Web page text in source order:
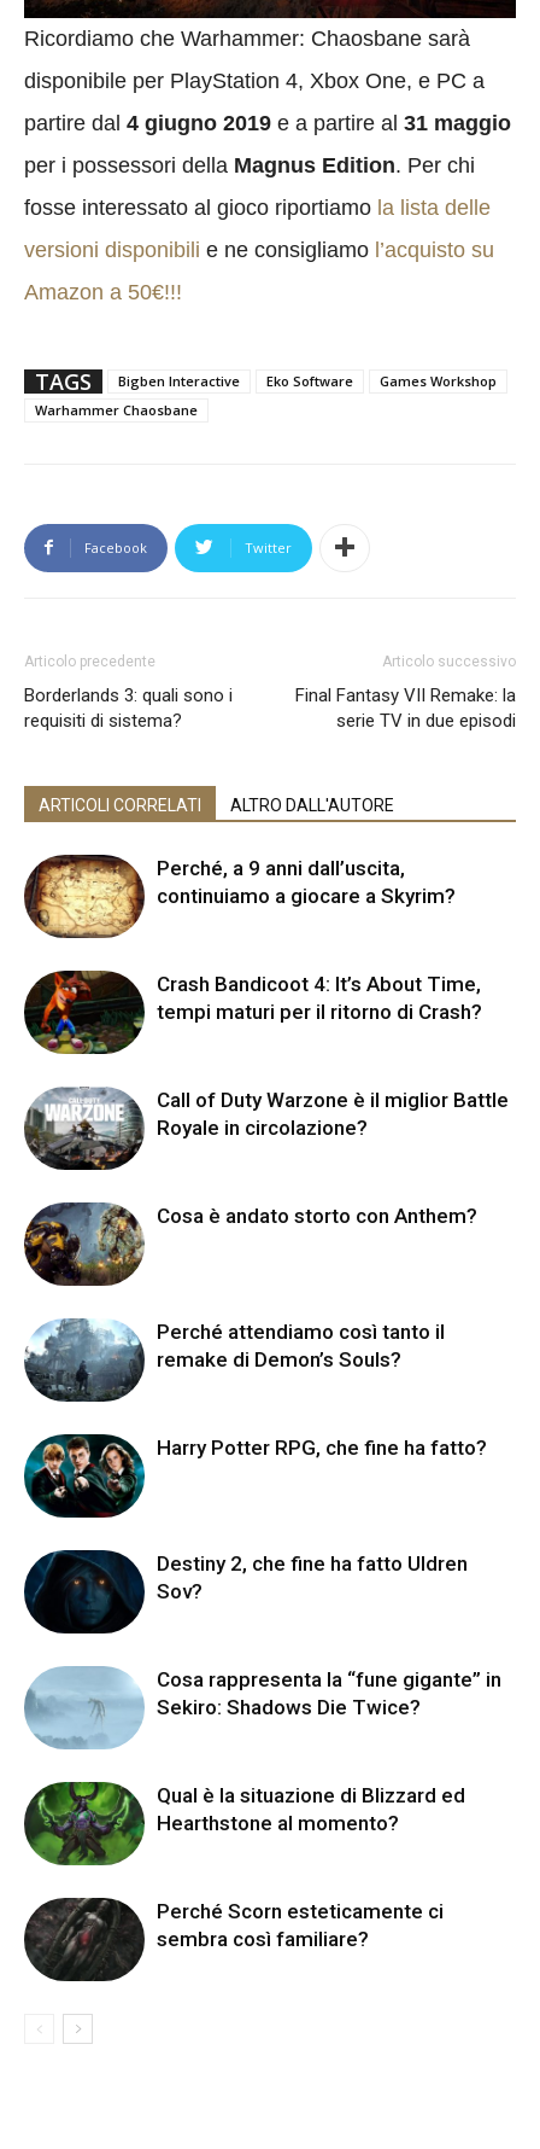
Ricordiamo che Warhammer: Chaosbane sarà
disponibile per PlayStation 4, Xbox One, e PC a
partire dal 4 giugno 2019 e a partire al 31 maggio
per i possessori della Magnus Edition. Per chi
fosse interessato al gioco riportiamo la lista delle
versioni disponibili e ne consigliamo l’acquisto su
Amazon a 50€!!!
TAGS Bigben Interactive Eko Software
Games Workshop
Warhammer Chaosbane
Facebook Twitter
Articolo precedente
Borderlands 3: quali sono i
requisiti di sistema?
Articolo successivo
Final Fantasy VII Remake: la
serie TV in due episodi
ARTICOLI CORRELATI ALTRO DALL'AUTORE
Perché, a 9 anni dall’uscita,
continuiamo a giocare a Skyrim?
Crash Bandicoot 4: It’s About Time,
tempi maturi per il ritorno di Crash?
Call of Duty Warzone è il miglior Battle
Royale in circolazione?
Cosa è andato storto con Anthem?
Perché attendiamo così tanto il
remake di Demon’s Souls?
Harry Potter RPG, che fine ha fatto?
Destiny 2, che fine ha fatto Uldren
Sov?
Cosa rappresenta la “fune gigante” in
Sekiro: Shadows Die Twice?
Qual è la situazione di Blizzard ed
Hearthstone al momento?
Perché Scorn esteticamente ci
sembra così familiare?